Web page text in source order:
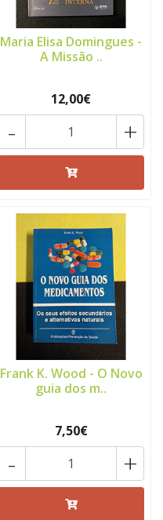
Maria Elisa Domingues -
A Missão ..
12,00€
+
-
Frank K. Wood - O Novo
guia dos m..
7,50€
+
-